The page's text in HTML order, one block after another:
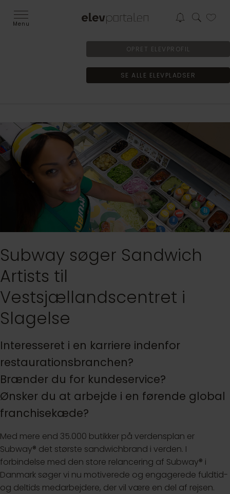
Menu
OPRET ELEVPROFIL
SE ALLE ELEVPLADSER
Subway søger Sandwich
Artists til
Vestsjællandscentret i
Slagelse
Interesseret i en karriere indenfor
restaurationsbranchen?
Brænder du for kundeservice?
Ønsker du at arbejde i en førende global
franchisekæde?
Med mere end 35.000 butikker på verdensplan er
Subway® det største sandwichbrand i verden. I
forbindelse med den store relancering af Subway® i
Danmark søger vi nu motiverede og engagerede fuldtid-
og deltids medarbejdere, der vil være en del af rejsen.